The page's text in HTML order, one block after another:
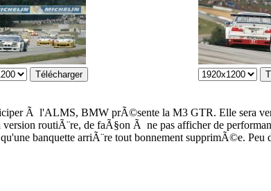
Ã l'ALMS, BMW prÃ©sente la M3 GTR. Elle sera
routiÃ¨re, de faÃ§on Ã ne pas afficher de
banquette arriÃ¨re tout bonnement supprimÃ©e.